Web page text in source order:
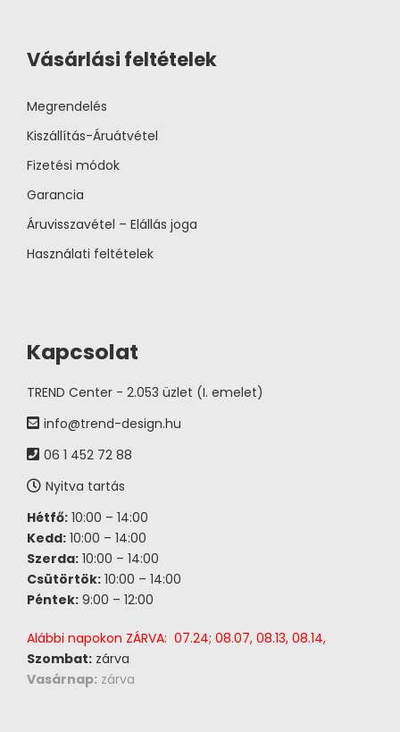
Vásárlási feltételek
Megrendelés
Kiszállítás-Áruátvétel
Fizetési módok
Garancia
Áruvisszavétel – Elállás joga
Használati feltételek
Kapcsolat
TREND Center - 2.053 üzlet (I. emelet)
info@trend-design.hu
06 1 452 72 88
Nyitva tartás
Hétfő: 10:00 – 14:00
Kedd: 10:00 – 14:00
Szerda: 10:00 – 14:00
Csütörtök: 10:00 – 14:00
Péntek: 9:00 – 12:00
Alábbi napokon ZÁRVA: 07.24; 08.07, 08.13, 08.14,
Szombat: zárva
Vasárnap: zárva